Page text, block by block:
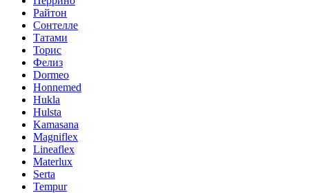
Райтон
Сонтелле
Татами
Торис
Фелиз
Dormeo
Honnemed
Hukla
Hulsta
Kamasana
Magniflex
Lineaflex
Materlux
Serta
Tempur